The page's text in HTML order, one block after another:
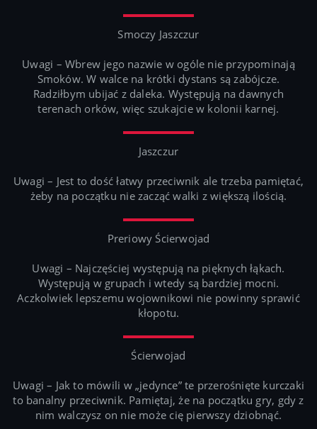
Smoczy Jaszczur
Uwagi – Wbrew jego nazwie w ogóle nie przypominają
Smoków. W walce na krótki dystans są zabójcze.
Radziłbym ubijać z daleka. Występują na dawnych
terenach orków, więc szukajcie w kolonii karnej.
Jaszczur
Uwagi – Jest to dość łatwy przeciwnik ale trzeba pamiętać,
żeby na początku nie zacząć walki z większą ilością.
Preriowy Ścierwojad
Uwagi – Najczęściej występują na pięknych łąkach.
Występują w grupach i wtedy są bardziej mocni.
Aczkolwiek lepszemu wojownikowi nie powinny sprawić
kłopotu.
Ścierwojad
Uwagi – Jak to mówili w „jedynce” te przerośnięte kurczaki
to banalny przeciwnik. Pamiętaj, że na początku gry, gdy z
nim walczysz on nie może cię pierwszy dziobnąć.